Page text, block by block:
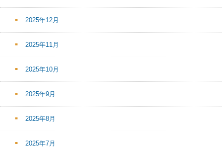
2025年12月
2025年11月
2025年10月
2025年9月
2025年8月
2025年7月